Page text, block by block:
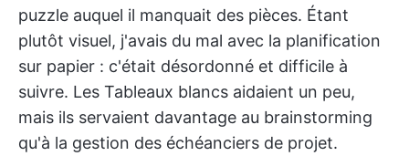
puzzle auquel il manquait des pièces. Étant
plutôt visuel, j'avais du mal avec la planification
sur papier : c'était désordonné et difficile à
suivre. Les Tableaux blancs aidaient un peu,
mais ils servaient davantage au brainstorming
qu'à la gestion des échéanciers de projet.